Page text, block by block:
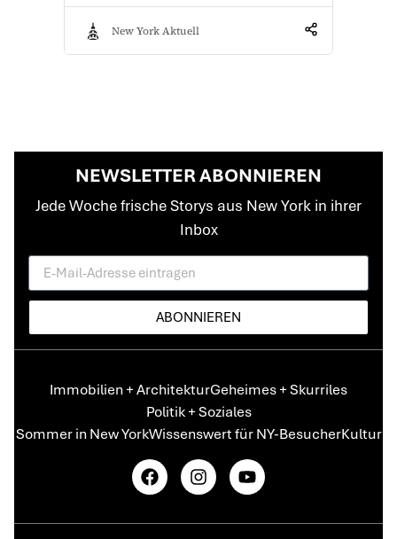
New York Aktuell
NEWSLETTER ABONNIEREN
Jede Woche frische Storys aus New York in ihrer
Inbox
ABONNIEREN
Immobilien + ArchitekturGeheimes + Skurriles
Politik + Soziales
Sommer in New YorkWissenswert für NY-BesucherKultur